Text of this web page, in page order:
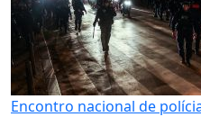
Encontro nacional de